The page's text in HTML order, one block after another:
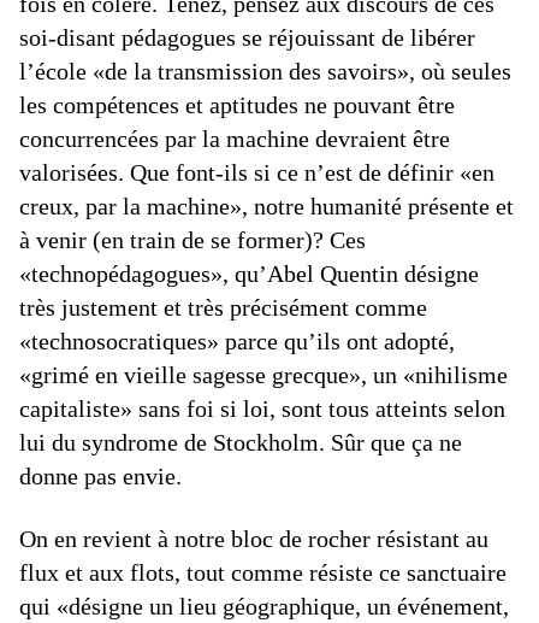
soi-disant pédagogues se réjouissant de libérer
l’école «de la transmission des savoirs», où seules
les compétences et aptitudes ne pouvant être
concurrencées par la machine devraient être
valorisées. Que font-ils si ce n’est de définir «en
creux, par la machine», notre humanité présente et
à venir (en train de se former)? Ces
«technopédagogues», qu’Abel Quentin désigne
très justement et très précisément comme
«technosocratiques» parce qu’ils ont adopté,
«grimé en vieille sagesse grecque», un «nihilisme
capitaliste» sans foi si loi, sont tous atteints selon
lui du syndrome de Stockholm. Sûr que ça ne
donne pas envie.
On en revient à notre bloc de rocher résistant au
flux et aux flots, tout comme résiste ce sanctuaire
qui «désigne un lieu géographique, un événement,